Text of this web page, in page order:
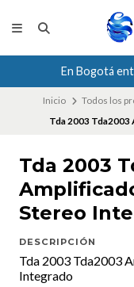
En Bogotá
Inicio Todos los
Tda 2003 Tda2003
Tda 2003
Stereo
DESCRIPCIÓN
Tda 2003 Tda2003
Integrado